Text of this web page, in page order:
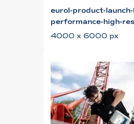
eurol-product-
performance-high-
4000 x 6000 px